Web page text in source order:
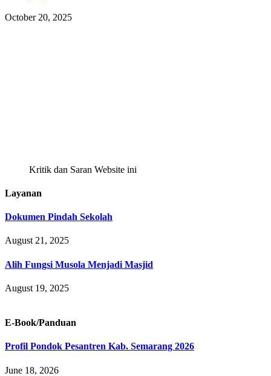
October 20, 2025
Kritik dan Saran Website ini
Layanan
Dokumen Pindah Sekolah
August 21, 2025
Alih Fungsi Musola Menjadi Masjid
August 19, 2025
E-Book/Panduan
Profil Pondok Pesantren Kab. Semarang 2026
June 18, 2026